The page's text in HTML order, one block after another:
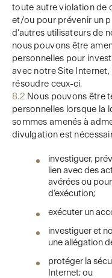
toute autre violation de
et/ou pour prévenir un
d’autres utilisateurs de
nous pouvons être
personnelles pour
avec notre Site Internet,
résoudre ceux-ci.
8.2 Nous pouvons être
personnelles lorsque la
sommes amenés à
divulgation est
investiguer,
lien avec des
avérées ou
d’exécution;
exécuter un
investiguer et
une allégation
protéger la
Internet; ou